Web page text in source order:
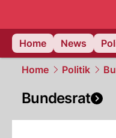
Home
News
Home Politik
Bundesrat